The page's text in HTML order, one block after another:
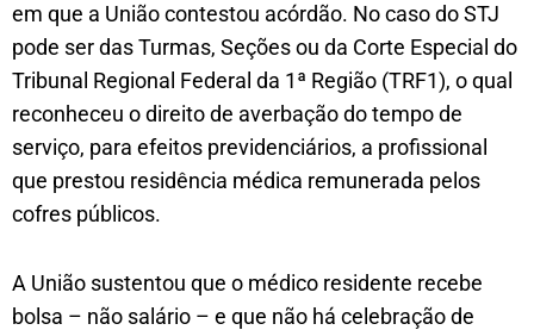
em que a União contestou acórdão. No caso do STJ
pode ser das Turmas, Seções ou da Corte Especial do
Tribunal Regional Federal da 1ª Região (TRF1), o qual
reconheceu o direito de averbação do tempo de
serviço, para efeitos previdenciários, a profissional
que prestou residência médica remunerada pelos
cofres públicos.
A União sustentou que o médico residente recebe
bolsa – não salário – e que não há celebração de